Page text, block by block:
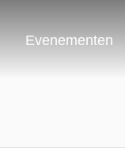
Evenementen